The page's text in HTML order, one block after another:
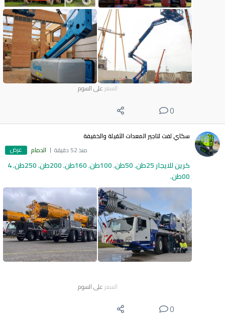
السعر على السوم
0
سكاي لفت لتاجير المعدات الثقيلة والخفيفة
منذ 52 دقيقة
الدمام عرض
كرين للايجار 25طن. 50طن. 100طن. 160طن. 200طن. 250طن. 4
00طن.
السعر على السوم
0